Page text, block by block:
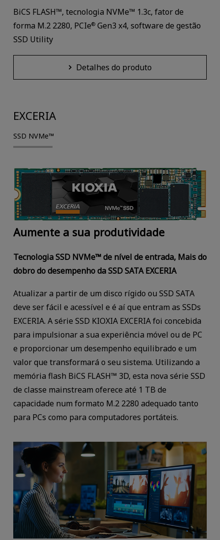
BiCS FLASH™, tecnologia NVMe™ 1.3c, fator de
forma M.2 2280, PCIe®Gen3 x4, software de gestão
SSD Utility
Detalhes do produto
EXCERIA
SSD NVMe™
Aumente a sua produtividade
Tecnologia SSD NVMe™ de nível de entrada, Mais do
dobro do desempenho da SSD SATA EXCERIA
Atualizar a partir de um disco rígido ou SSD SATA
deve ser fácil e acessível e é aí que entram as SSDs
EXCERIA. A série SSD KIOXIA EXCERIA foi concebida
para impulsionar a sua experiência móvel ou de PC
e proporcionar um desempenho equilibrado e um
valor que transformará o seu sistema. Utilizando a
memória flash BiCS FLASH™ 3D, esta nova série SSD
de classe mainstream oferece até 1 TB de
capacidade num formato M.2 2280 adequado tanto
para PCs como para computadores portáteis.